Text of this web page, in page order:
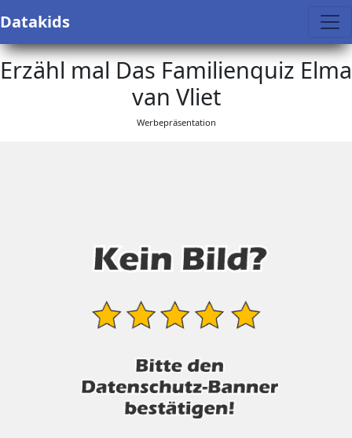
Datakids
Erzähl mal Das Familienquiz Elma
van Vliet
Werbepräsentation